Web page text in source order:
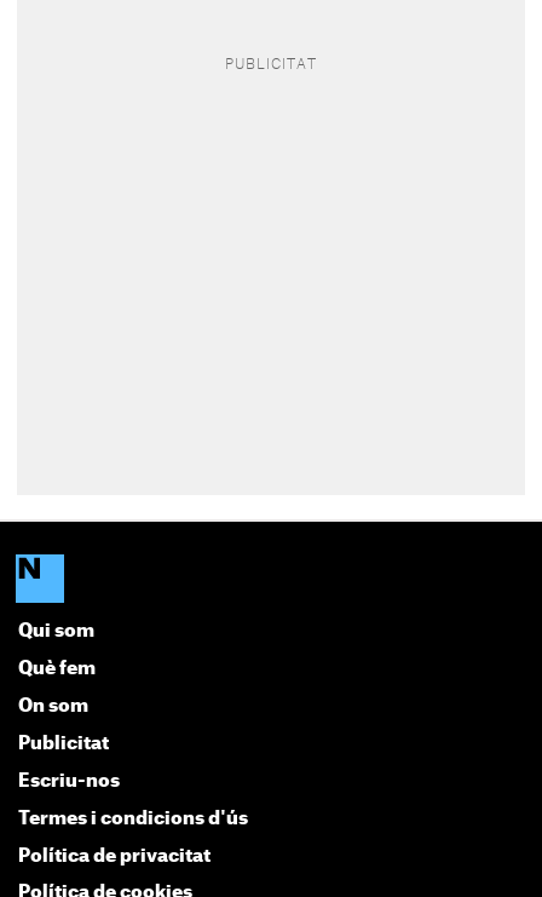
Qui som
Què fem
On som
Publicitat
Escriu-nos
Termes i condicions d'ús
Política de privacitat
Política de cookies